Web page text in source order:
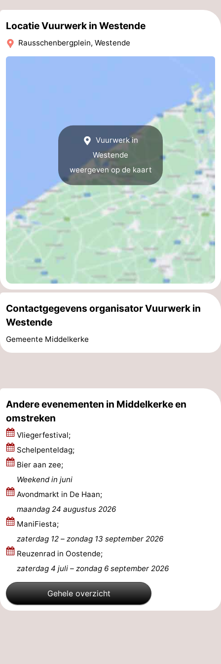
drinken
Praktisch
Forum
adressen
Regio
Vlaanderen
-
Brugge
-
Gent
-
Ieper
De
Zwin
Heist
Zeebrugge
-
Blankenberge
-
Wenduine
-
Oostende
-
Westende
-
Nieuwpoort
Oostduinkerke
-
Locatie Vuurwerk in Westende
Rausschenbergplein, Westende
Vuurwerk in
Westende
weergeven op de kaart
Contactgegevens organisator Vuurwerk in
Westende
Gemeente Middelkerke
Andere evenementen in Middelkerke en
omstreken
Vliegerfestival;
Schelpenteldag;
Bier aan zee;
Weekend in juni
Avondmarkt in De Haan;
maandag 24 augustus 2026
ManiFiesta;
zaterdag 12 – zondag 13 september 2026
Reuzenrad in Oostende;
zaterdag 4 juli – zondag 6 september 2026
Gehele overzicht